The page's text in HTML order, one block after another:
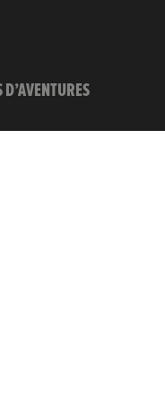
D’AVENTURES